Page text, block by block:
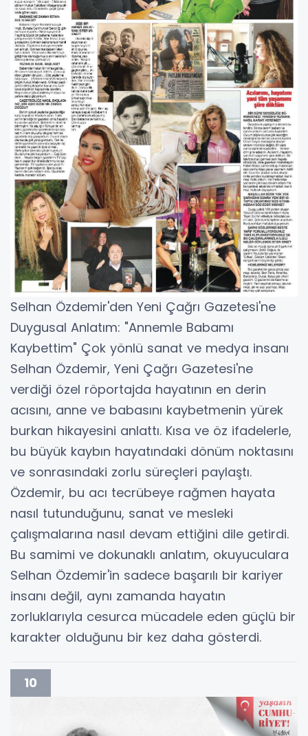
Selhan Özdemir'den Yeni Çağrı Gazetesi'ne
Duygusal Anlatım: "Annemle Babamı
Kaybettim" Çok yönlü sanat ve medya insanı
Selhan Özdemir, Yeni Çağrı Gazetesi'ne
verdiği özel röportajda hayatının en derin
acısını, anne ve babasını kaybetmenin yürek
burkan hikayesini anlattı. Kısa ve öz ifadelerle,
bu büyük kaybın hayatındaki dönüm noktasını
ve sonrasındaki zorlu süreçleri paylaştı.
Özdemir, bu acı tecrübeye rağmen hayata
nasıl tutunduğunu, sanat ve mesleki
çalışmalarına nasıl devam ettiğini dile getirdi.
Bu samimi ve dokunaklı anlatım, okuyuculara
Selhan Özdemir'in sadece başarılı bir kariyer
insanı değil, aynı zamanda hayatın
zorluklarıyla cesurca mücadele eden güçlü bir
karakter olduğunu bir kez daha gösterdi.
10